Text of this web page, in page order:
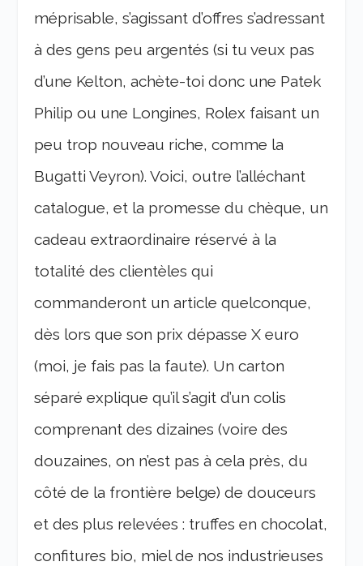
méprisable, s’agissant d’offres s’adressant
à des gens peu argentés (si tu veux pas
d’une Kelton, achète-toi donc une Patek
Philip ou une Longines, Rolex faisant un
peu trop nouveau riche, comme la
Bugatti Veyron). Voici, outre l’alléchant
catalogue, et la promesse du chèque, un
cadeau extraordinaire réservé à la
totalité des clientèles qui
commanderont un article quelconque,
dès lors que son prix dépasse X euro
(moi, je fais pas la faute). Un carton
séparé explique qu’il s’agit d’un colis
comprenant des dizaines (voire des
douzaines, on n’est pas à cela près, du
côté de la frontière belge) de douceurs
et des plus relevées : truffes en chocolat,
confitures bio, miel de nos industrieuses